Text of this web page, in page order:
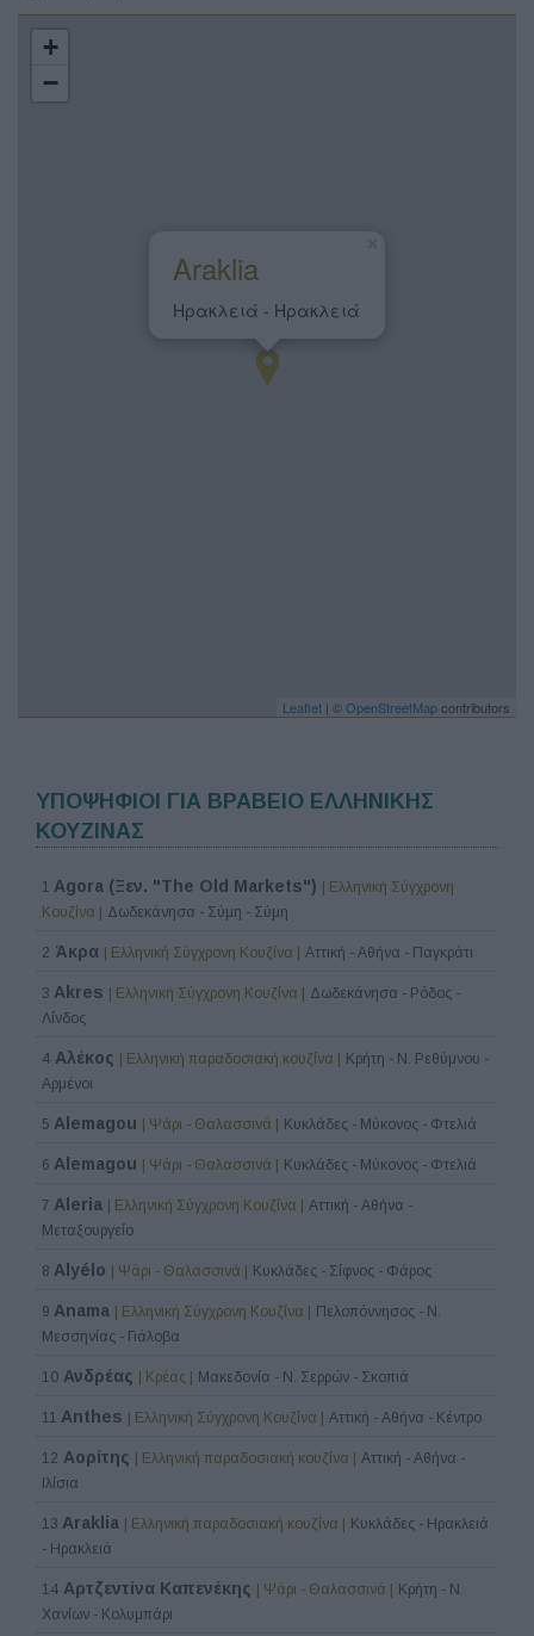
Araklia
Ηρακλειά - Ηρακλειά
+
−
Leaflet | © OpenStreetMapcontributors
ΥΠΟΨΗΦΙΟΙ ΓΙΑ ΒΡΑΒΕΙΟ ΕΛΛΗΝΙΚΗΣ
ΚΟΥΖΙΝΑΣ
1 Agora (Ξεν. "The Old Markets") | Ελληνική Σύγχρονη
Κουζίνα | Δωδεκάνησα - Σύμη - Σύμη
2 Άκρα | Ελληνική Σύγχρονη Κουζίνα | Αττική - Αθήνα - Παγκράτι
3 Akres | Ελληνική Σύγχρονη Κουζίνα | Δωδεκάνησα - Ρόδος -
Λίνδος
4 Αλέκος | Ελληνική παραδοσιακή κουζίνα | Κρήτη - Ν. Ρεθύμνου -
Αρμένοι
5 Alemagou | Ψάρι - Θαλασσινά | Κυκλάδες - Μύκονος - Φτελιά
6 Alemagou | Ψάρι - Θαλασσινά | Κυκλάδες - Μύκονος - Φτελιά
7 Aleria | Ελληνική Σύγχρονη Κουζίνα | Αττική - Αθήνα -
Μεταξουργείο
8 Alyélo | Ψάρι - Θαλασσινά | Κυκλάδες - Σίφνος - Φάρος
9 Anama | Ελληνική Σύγχρονη Κουζίνα | Πελοπόννησος - Ν.
Μεσσηνίας - Γιάλοβα
10 Ανδρέας | Κρέας | Μακεδονία - Ν. Σερρών - Σκοπιά
11 Anthes | Ελληνική Σύγχρονη Κουζίνα | Αττική - Αθήνα - Κέντρο
12 Αορίτης | Ελληνική παραδοσιακή κουζίνα | Αττική - Αθήνα -
Ιλίσια
13 Araklia | Ελληνική παραδοσιακή κουζίνα | Κυκλάδες - Ηρακλειά
- Ηρακλειά
14 Αρτζεντίνα Καπενέκης | Ψάρι - Θαλασσινά | Κρήτη - Ν.
Χανίων - Κολυμπάρι